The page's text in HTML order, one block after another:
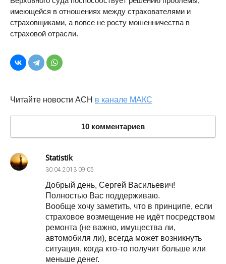
имеющейся в отношениях между страхователями и
страховщиками, а вовсе не росту мошенничества в
страховой отрасли.
Читайте новости АСН в канале МАКС
10 комментариев
Statistik
30.04.2013 09:05
Добрый день, Сергей Васильевич!
Полностью Вас поддерживаю.
Вообще хочу заметить, что в принципе, если
страховое возмещение не идёт посредством
ремонта (не важно, имущества ли,
автомобиля ли), всегда может возникнуть
ситуация, когда кто-то получит больше или
меньше денег.